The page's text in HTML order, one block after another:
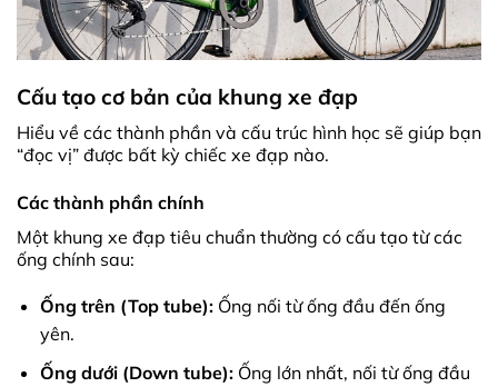
Cấu tạo cơ bản của khung xe đạp
Hiểu về các thành phần và cấu trúc hình học sẽ giúp bạn
“đọc vị” được bất kỳ chiếc xe đạp nào.
Các thành phần chính
Một khung xe đạp tiêu chuẩn thường có cấu tạo từ các
ống chính sau:
Ống trên (Top tube):Ống nối từ ống đầu đến ống
yên.
Ống dưới (Down tube):Ống lớn nhất, nối từ ống đầu